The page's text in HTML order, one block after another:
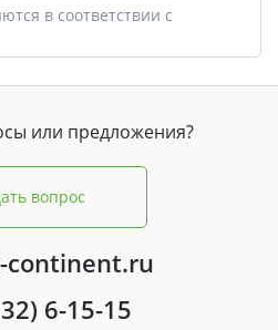
в соответствии с
или предложения?
вопрос
continent.ru
6-15-15